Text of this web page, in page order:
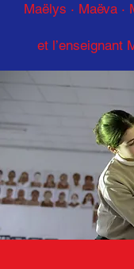
Maëlys · Maëva ·
et l’enseignant